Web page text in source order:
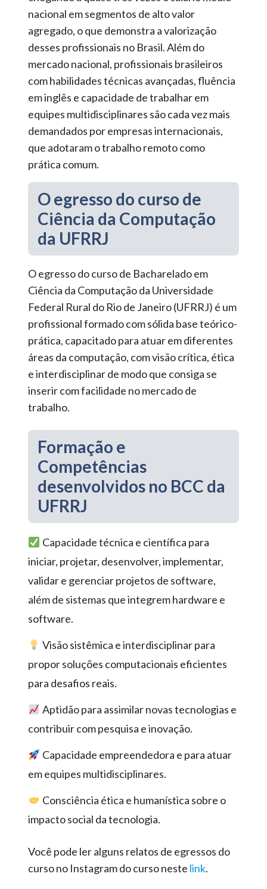
nacional em segmentos de alto valor
agregado, o que demonstra a valorização
desses profissionais no Brasil. Além do
mercado nacional, profissionais brasileiros
com habilidades técnicas avançadas, fluência
em inglês e capacidade de trabalhar em
equipes multidisciplinares são cada vez mais
demandados por empresas internacionais,
que adotaram o trabalho remoto como
prática comum.
O egresso do curso de
Ciência da Computação
da UFRRJ
O egresso do curso de Bacharelado em
Ciência da Computação da Universidade
Federal Rural do Rio de Janeiro (UFRRJ) é um
profissional formado com sólida base teórico-
prática, capacitado para atuar em diferentes
áreas da computação, com visão crítica, ética
e interdisciplinar de modo que consiga se
inserir com facilidade no mercado de
trabalho.
Formação e
Competências
desenvolvidos no BCC da
UFRRJ
Capacidade técnica e científica para
iniciar, projetar, desenvolver, implementar,
validar e gerenciar projetos de software,
além de sistemas que integrem hardware e
software.
Visão sistêmica e interdisciplinar para
propor soluções computacionais eficientes
para desafios reais.
Aptidão para assimilar novas tecnologias e
contribuir com pesquisa e inovação.
Capacidade empreendedora e para atuar
em equipes multidisciplinares.
Consciência ética e humanística sobre o
impacto social da tecnologia.
Você pode ler alguns relatos de egressos do
curso no Instagram do curso neste link.